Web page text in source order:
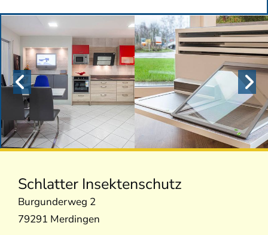
Schlatter Insektenschutz
Burgunderweg 2
79291 Merdingen